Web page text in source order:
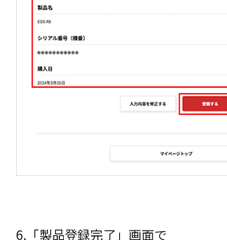
6.「製品登録完了」画面で